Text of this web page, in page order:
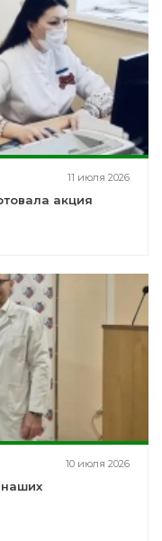
11 июля 2026
акция
10 июля 2026